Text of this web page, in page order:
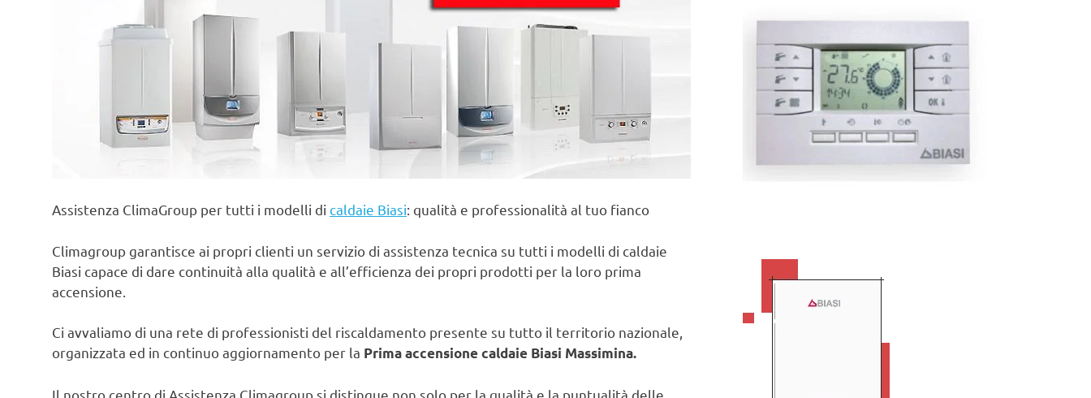
Assistenza ClimaGroup per tutti i modelli di caldaie Biasi: qualità e professionalità al tuo fianco
Climagroup garantisce ai propri clienti un servizio di assistenza tecnica su tutti i modelli di caldaie
Biasi capace di dare continuità alla qualità e all’efficienza dei propri prodotti per la loro prima
accensione.
Ci avvaliamo di una rete di professionisti del riscaldamento presente su tutto il territorio nazionale,
organizzata ed in continuo aggiornamento per la Prima accensione caldaie Biasi Massimina.
Il nostro centro di Assistenza Climagroup si distingue non solo per la qualità e la puntualità delle